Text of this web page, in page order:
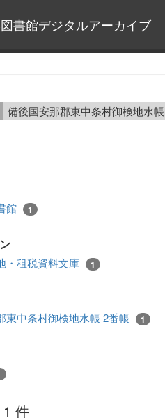
書館デジタルアーカイブ
備後国安那郡東中条村御検地水
館 1
・租税資料文庫 1
東中条村御検地水帳 2番帳 1
件